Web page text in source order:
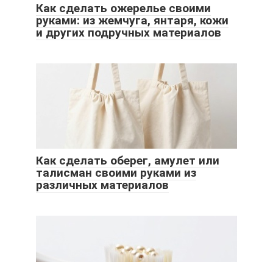
Как сделать ожерелье своими
руками: из жемчуга, янтаря, кожи
и других подручных материалов
Как сделать оберег, амулет или
талисман своими руками из
различных материалов